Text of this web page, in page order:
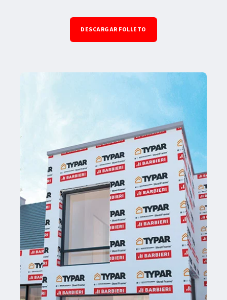
DESCARGAR FOLLETO